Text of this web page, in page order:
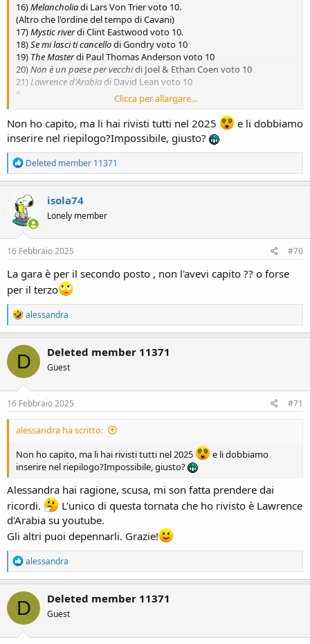
16)Melancholiadi Lars Von Trier voto 10.
(Altro che l'ordine del tempo di Cavani)
17)Mystic riverdi Clint Eastwood voto 10.
18)Se mi lasci ti cancellodi Gondry voto 10
19) The Masterdi Paul Thomas Anderson voto 10
20)Non è un paese per vecchidi Joel & Ethan Coen voto 10
21)Lawrence d'Arabia di David Lean voto 10
*
Comunicazione interna: arrivata a 21 mi fermo per un po'
altrimenti il gioco si spegne.
I titoli di quest'ultima tornata, eccetto Lawrence d'Arabia che è un
mio mito personale, mi sono cari perché li associo a un cineforum e
a un gruppo di persone di alcuni anni fa.
Clicca per allargare...
Non ho capito, ma li hai rivisti tutti nel 2025
e li dobbiamo
inserire nel riepilogo?Impossibile, giusto?
R
e
a
c
t
i
o
n
s
Deleted member 11371
isola74
Lonely member
16 Febbraio 2025 #70
La gara è per il secondo posto , non l'avevi capito ?? o forse
per il terzo
R
e
a
c
t
i
o
n
s
alessandra
D Deleted member 11371
Guest
16 Febbraio 2025 #71
alessandra ha scritto:
Non ho capito, ma li hai rivisti tutti nel 2025
e li dobbiamo
inserire nel riepilogo?Impossibile, giusto?
Alessandra hai ragione, scusa, mi son fatta prendere dai
ricordi.
L'unico di questa tornata che ho rivisto è Lawrence
d'Arabia su youtube.
Gli altri puoi depennarli. Grazie!
R
e
a
c
t
i
o
n
alessandra
D Deleted member 11371
Guest